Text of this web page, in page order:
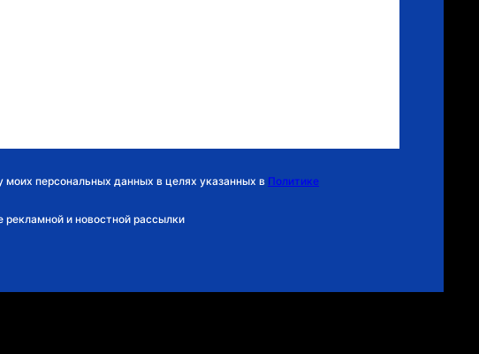
моих персональных данных в целях указанных в Политике
рекламной и новостной рассылки